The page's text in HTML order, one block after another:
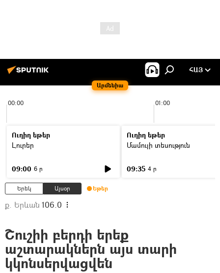
Արմենիա
ՀԱՅ
00:00 01:00
Ուղիղ եթեր
Լուրեր
09:00 6 ր
Ուղիղ եթեր
Մամուլի տեսություն
09:35 4 ր
Երեկ Այսօր Եթեր
ք. Երևան 106.0
Շուշիի բերդի երեք
աշտարակներն այս տարի
կկոնսերվացվեն